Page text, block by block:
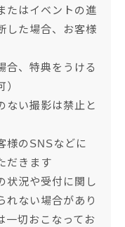
たはイベントの進
した場合、お客様
合、特典をうける
ない撮影は禁止と
様のSNSなどに
だきます
状況や受付に関し
れない場合があり
一切おこなってお